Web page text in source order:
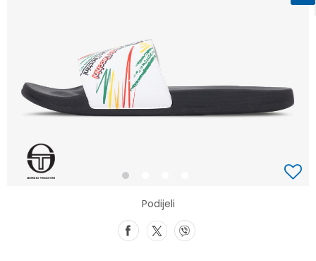
1
Podijeli